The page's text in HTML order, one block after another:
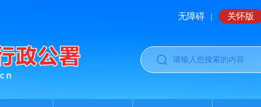
无障碍 | 关怀版